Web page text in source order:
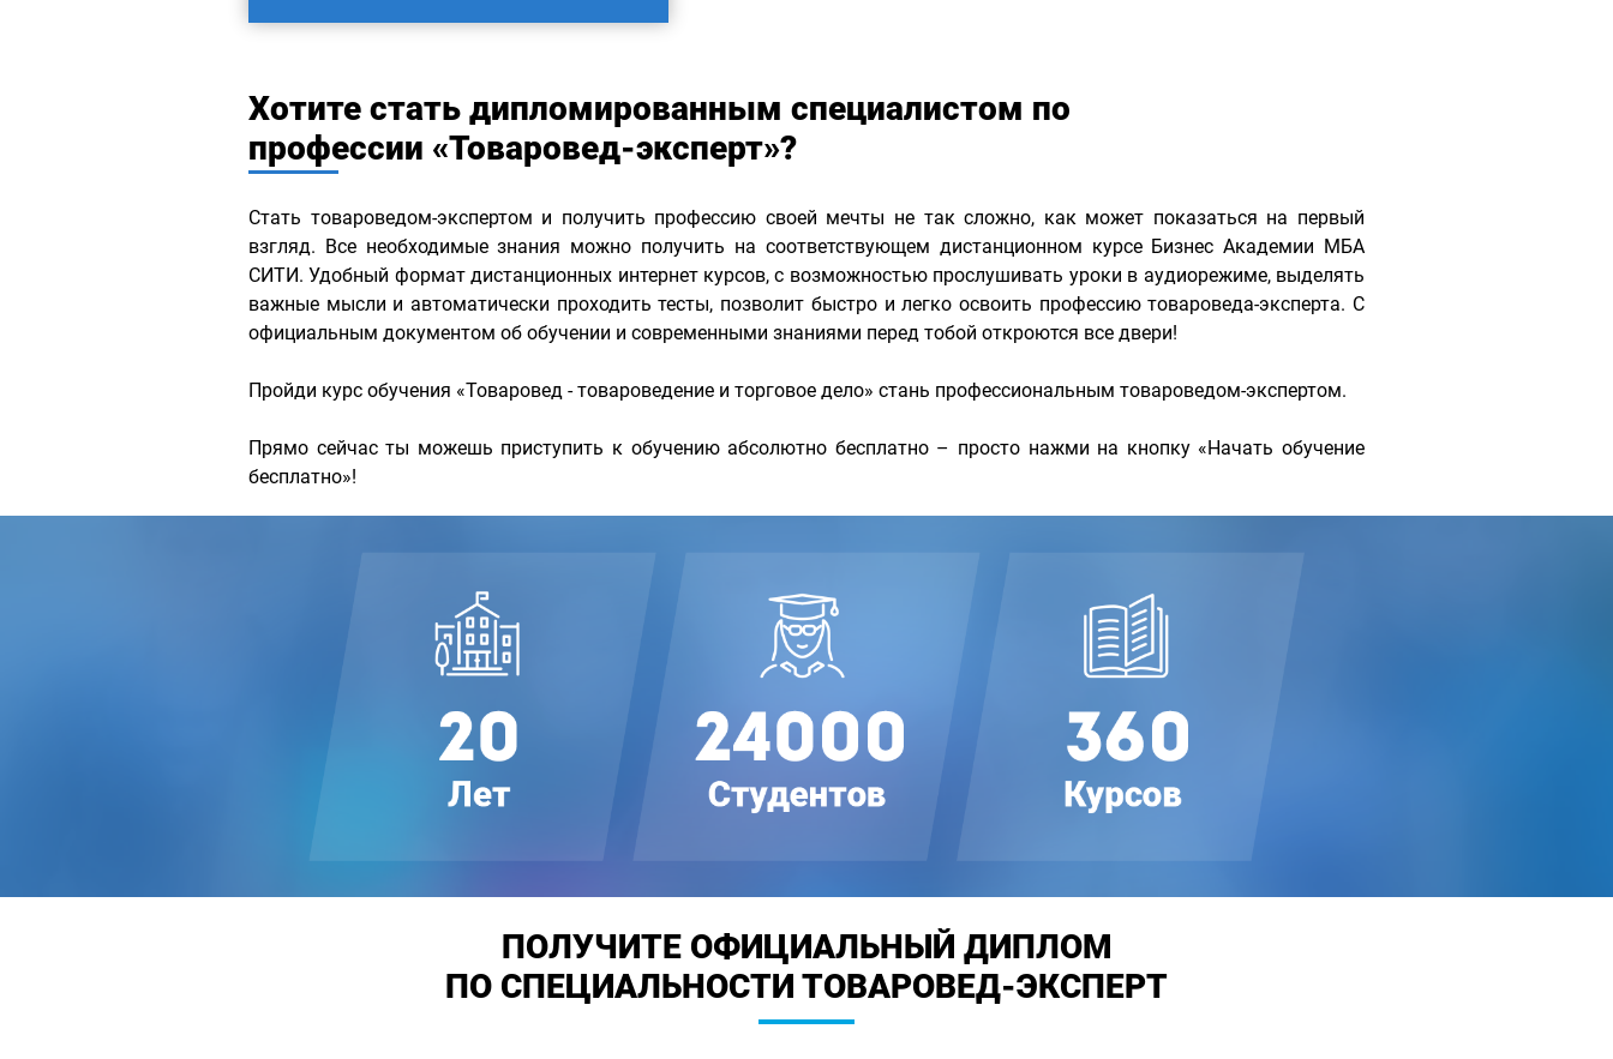
Хотите стать дипломированным специалистом по
профессии «Товаровед-эксперт»?
Стать товароведом-экспертом и получить профессию своей мечты не так сложно, как может показаться на первый
взгляд. Все необходимые знания можно получить на соответствующем дистанционном курсе Бизнес Академии МБА
СИТИ. Удобный формат дистанционных интернет курсов, с возможностью прослушивать уроки в аудиорежиме, выделять
важные мысли и автоматически проходить тесты, позволит быстро и легко освоить профессию товароведа-эксперта. С
официальным документом об обучении и современными знаниями перед тобой откроются все двери!
Пройди курс обучения «Товаровед - товароведение и торговое дело» стань профессиональным товароведом-экспертом.
Прямо сейчас ты можешь приступить к обучению абсолютно бесплатно – просто нажми на кнопку «Начать обучение
бесплатно»!
ПОЛУЧИТЕ ОФИЦИАЛЬНЫЙ ДИПЛОМ
ПО СПЕЦИАЛЬНОСТИ ТОВАРОВЕД-ЭКСПЕРТ